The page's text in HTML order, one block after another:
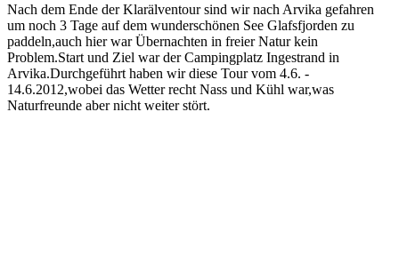
Nach dem Ende der Klarälventour sind wir nach Arvika gefahren
um noch 3 Tage auf dem wunderschönen See Glafsfjorden zu
paddeln,auch hier war Übernachten in freier Natur kein
Problem.Start und Ziel war der Campingplatz Ingestrand in
Arvika.Durchgeführt haben wir diese Tour vom 4.6. -
14.6.2012,wobei das Wetter recht Nass und Kühl war,was
Naturfreunde aber nicht weiter stört.